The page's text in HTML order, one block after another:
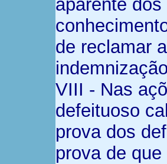
aparente
de reclamar
VIII - Nas
defeituoso
prova dos
prova de